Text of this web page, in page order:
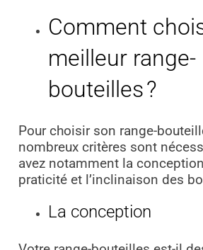
Comment
meilleur range-
bouteilles ?
Pour choisir son range-
nombreux critères sont
avez notamment la
praticité et l’inclinaison des
La conception